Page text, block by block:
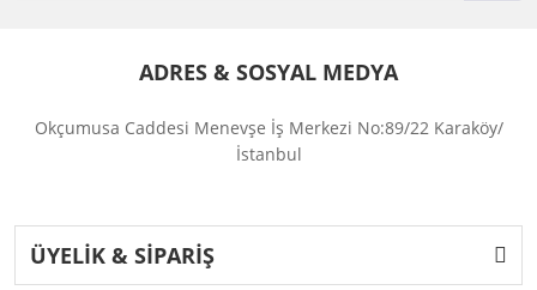
ADRES & SOSYAL MEDYA
Okçumusa Caddesi Menevşe İş Merkezi No:89/22 Karaköy/
İstanbul
ÜYELİK & SİPARİŞ